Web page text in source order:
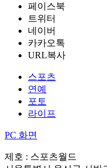
페이스북
트위터
네이버
카카오톡
URL복사
스포츠
연예
포토
라이프
PC 화면
제호 : 스포츠월드